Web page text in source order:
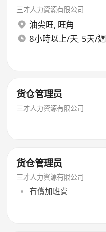
三才人力資源有限公司
油尖旺, 旺角
8小時以上/天, 5天/週
货仓管理员
三才人力資源有限公司
货仓管理员
三才人力資源有限公司
有償加班費